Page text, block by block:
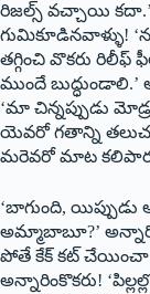
రిజల్స్‌ వచ్చాయి కదా.’
గుమికూడినవాళ్ళు!
తగ్గించి వొకరు
ముందే
‘మా చిన్నప్పుడు
యెవరో గతాన్ని
మరెవరో మాట
‘బాగుంది,
అమ్మాబాబూ?’
పోతే కేక్‌ కట్‌ చేయించా
అన్నారింకొకరు!